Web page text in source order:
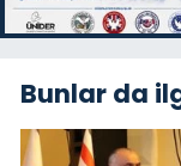
Bunlar da